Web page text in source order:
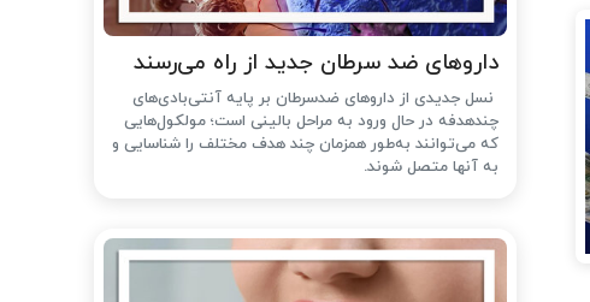
داروهای ضد سرطان جدید از راه می‌رسند
نسل جدیدی از داروهای ضدسرطان بر پایه آنتی‌بادی‌های
چندهدفه در حال ورود به مراحل بالینی است؛ مولکول‌هایی
که می‌توانند به‌طور همزمان چند هدف مختلف را شناسایی و
به آنها متصل شوند.